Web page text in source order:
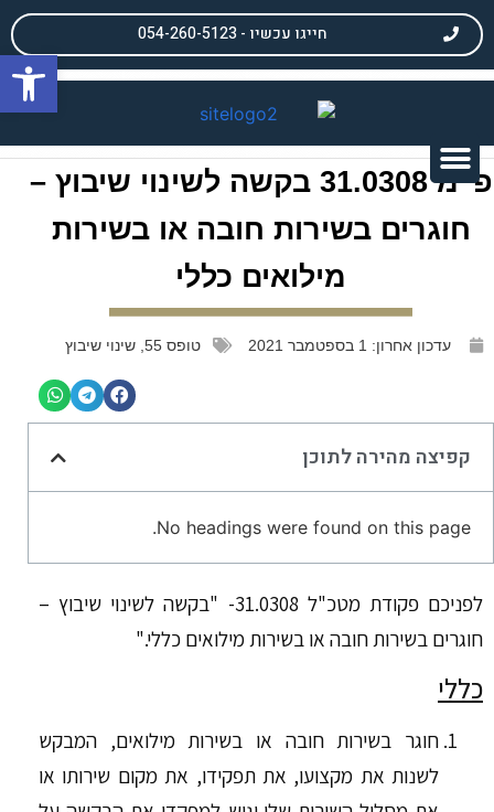
חייגו עכשיו - 054-260-5123
פ"מ 31.0308 בקשה לשינוי שיבוץ –
חוגרים בשירות חובה או בשירות
מילואים כללי
עדכון אחרון: טופס 55 שינוי שיבוץ
קפיצה מהירה לתוכן
No headings were found on this page.
לפניכם פקודת מטכ"ל 31.0308- "בקשה לשינוי שיבוץ –
חוגרים בשירות חובה או בשירות מילואים כללי."
כללי
חוגר בשירות חובה או בשירות מילואים, המבקש
לשנות את מקצועו, את תפקידו, את מקום שירותו או